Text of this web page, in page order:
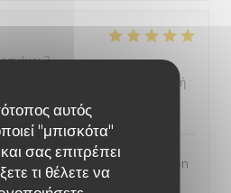
αυτός
"μπισκότα"
σας επιτρέπει
τι θέλετε να
2
Ποιότητα / Τιμή :
en terrasse - Jolie présentation
- Service au top dans la